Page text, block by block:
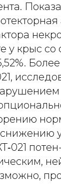
у крыс
Более